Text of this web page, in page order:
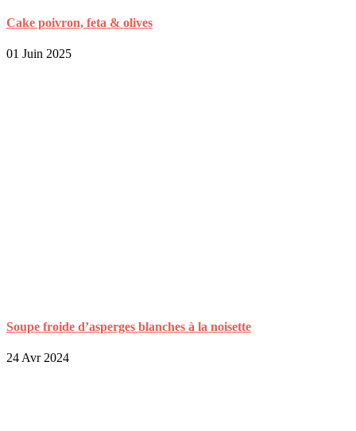
Cake poivron, feta & olives
01 Juin 2025
Soupe froide d’asperges blanches à la noisette
24 Avr 2024